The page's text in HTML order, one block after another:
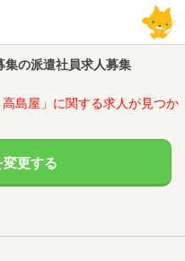
派遣社員求人募集
島屋」に関する求人が見つか
変更する